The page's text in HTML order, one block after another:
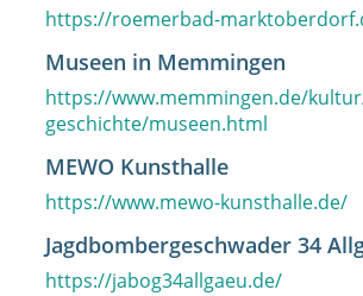
https://roemerbad-
Museen in Memmingen
https://www.memmingen.de/
geschichte/museen.html
MEWO Kunsthalle
https://www.mewo-kunsthalle.de/
Jagdbombergeschwader 34
https://jabog34allgaeu.de/